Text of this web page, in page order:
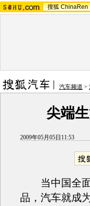
搜狐 ChinaRen
汽车频道 >
尖端
2009年05月05日11:53
当中国全面
品，汽车就成